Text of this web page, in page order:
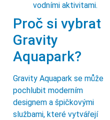
vodními aktivitami.
Proč si vybrat
Gravity
Aquapark?
Gravity Aquapark se může
pochlubit moderním
designem a špičkovými
službami, které vytvářejí